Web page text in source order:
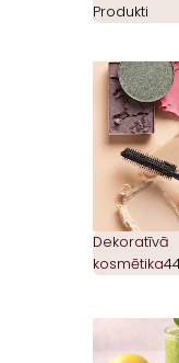
Produkti
Dekoratīvā
kosmētika